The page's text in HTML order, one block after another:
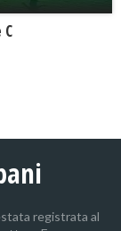
registrata al